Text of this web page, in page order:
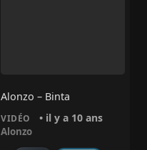
Alonzo – Binta
VIDÉO • il y a 10 ans
Alonzo